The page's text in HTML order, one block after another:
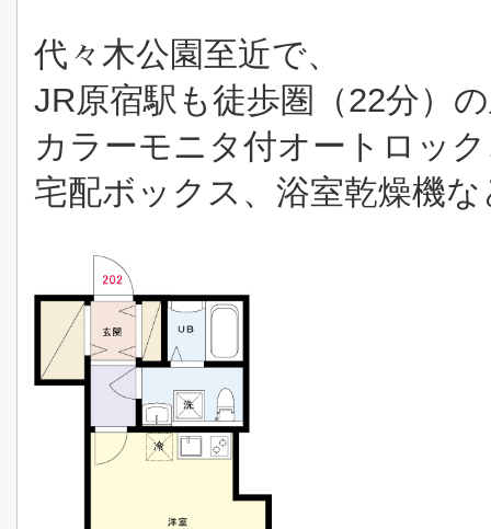
代々木公園至近で、
JR原宿駅も徒歩圏（22分）
カラーモニタ付オートロッ
宅配ボックス、浴室乾燥機